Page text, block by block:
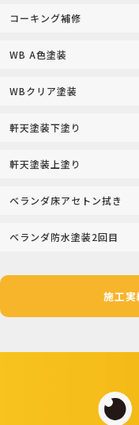
コーキング補修
WB A色塗装
WBクリア塗装
軒天塗装下塗り
軒天塗装上塗り
ベランダ床アセトン拭き
ベランダ防水塗装2回目
施工